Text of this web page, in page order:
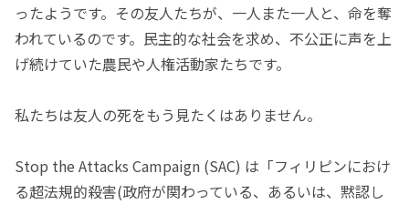
ったようです。その友人たちが、一人また一人と、命を奪
われているのです。民主的な社会を求め、不公正に声を上
げ続けていた農民や人権活動家たちです。
私たちは友人の死をもう見たくはありません。
Stop the Attacks Campaign (SAC) は「フィリピンにおけ
る超法規的殺害(政府が関わっている、あるいは、黙認し